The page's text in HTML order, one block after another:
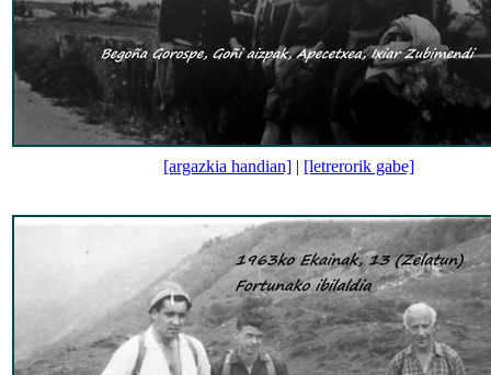
[argazkia handian]| [letrerorik gabe]